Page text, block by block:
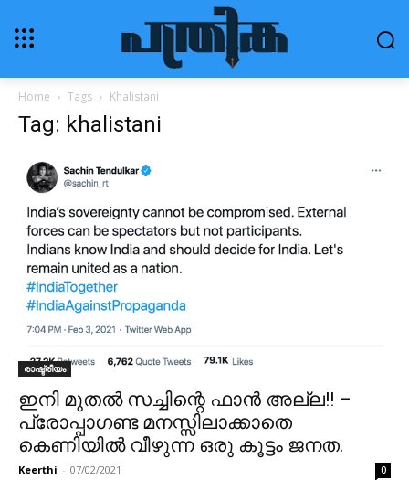
Home Tags Khalistani
Tag: khalistani
രാഷ്ട്രീയം
ഇനി മുതൽ സച്ചിന്റെ ഫാൻ അല്ല!! –
പ്രോപ്പാഗണ്ട മനസ്സിലാക്കാതെ
കെണിയിൽ വീഴുന്ന ഒരു കൂട്ടം ജനത.
Keerthi - 07/02/2021 0